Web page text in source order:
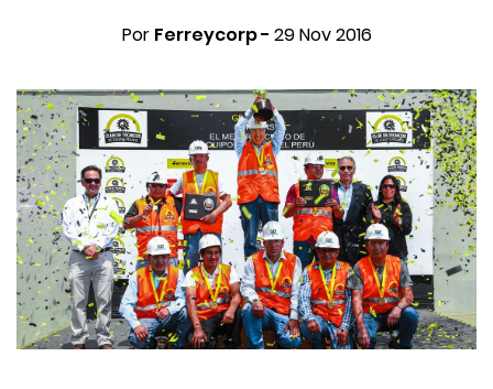
Por Ferreycorp - 29 Nov 2016